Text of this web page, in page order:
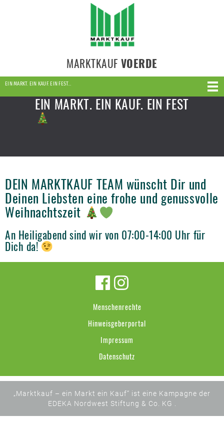
MARKTKAUF VOERDE
EIN MARKT. EIN KAUF. EIN FEST…
EIN MARKT. EIN KAUF. EIN FEST
DEIN MARKTKAUF TEAM wünscht Dir und
Deinen Liebsten eine frohe und genussvolle
Weihnachtszeit
An Heiligabend sind wir von 07:00-14:00 Uhr für
Dich da!
Menschenrechte
Hinweisgeberportal
Impressum
Datenschutz
„Marktkauf – ein Markt ein Kauf“ ist eine Kampagne der
EDEKA Nordwest Stiftung & Co. KG .